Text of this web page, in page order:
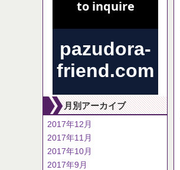
月別アーカイブ
2017年12月
2017年11月
2017年10月
2017年9月